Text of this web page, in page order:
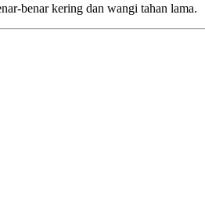
benar kering dan wangi tahan lama.